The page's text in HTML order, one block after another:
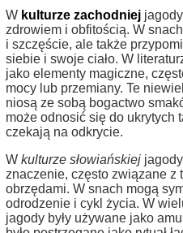
W kulturze zachodniej
zdrowiem i obfitością. W
i szczęście, ale także
siebie i swoje ciało. W
jako elementy magiczne,
mocy lub przemiany. Te
niosą ze sobą bogactwo
może odnosić się do ukrytych
czekają na odkrycie.
W kulturze słowiańskiej
znaczenie, często związane z
obrzędami. W snach mogą
odrodzenie i cykl życia. W
jagody były używane jako